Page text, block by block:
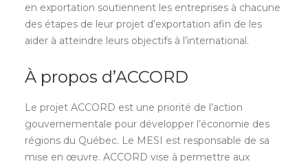
en exportation soutiennent les entreprises à chacune
des étapes de leur projet d’exportation afin de les
aider à atteindre leurs objectifs à l’international.
À propos d’ACCORD
Le projet ACCORD est une priorité de l’action
gouvernementale pour développer l’économie des
régions du Québec. Le MESI est responsable de sa
mise en œuvre. ACCORD vise à permettre aux